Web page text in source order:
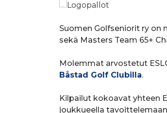
Suomen Golfseniorit ry on
sekä Masters Team 65+
Molemmat arvostetut
Båstad Golf Clubilla.
Kilpailut kokoavat yhteen
joukkueella